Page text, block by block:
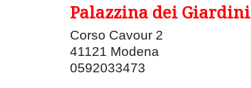
Palazzina dei Giardini
Corso Cavour 2
41121 Modena
0592033473